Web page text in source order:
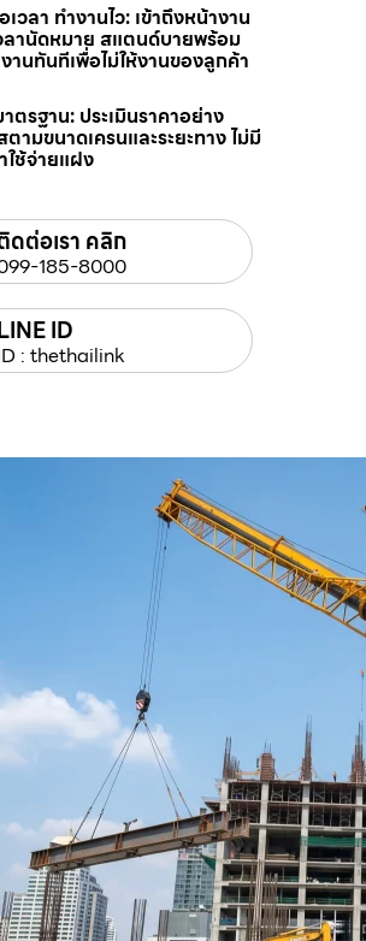
วลา ทำงานไว: เข้าถึงหน้างาน
ลานัดหมาย สแตนด์บายพร้อม
านทันทีเพื่อไม่ให้งานของลูกค้า
ตรฐาน: ประเมินราคาอย่าง
ตามขนาดเครนและระยะทาง ไม่มี
ใช้จ่ายแฝง
ดต่อเรา คลิก
185-8000
ID
: thethailink